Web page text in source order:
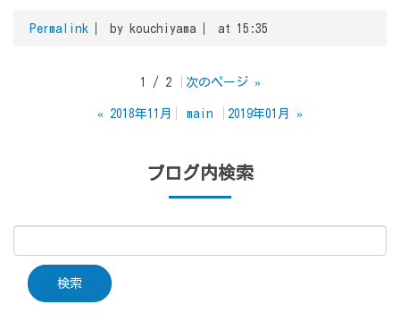
Permalink by kouchiyama at 15:35
1 / 2 次のページ »
« 2018年11月 main 2019年01月 »
ブログ内検索